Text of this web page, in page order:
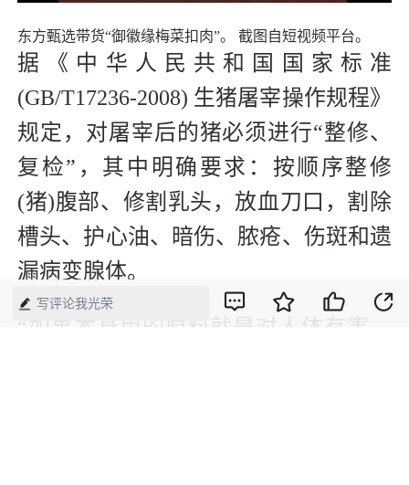
东方甄选带货“御徽缘梅菜扣肉”。 截图自短视频平台。
据《中华人民共和国国家标准
(GB/T17236-2008) 生猪屠宰操作规程》
规定，对屠宰后的猪必须进行“整修、
复检”，其中明确要求：按顺序整修
(猪)腹部、修割乳头，放血刀口，割除
槽头、护心油、暗伤、脓疮、伤斑和遗
漏病变腺体。
“如果本身用的原料就是对人体有害，
写评论我光荣